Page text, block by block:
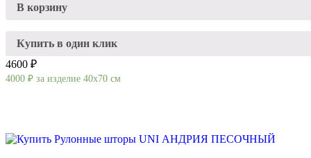
В корзину
Купить в один клик
4600 ₽
4000 ₽ за изделие 40х70 см